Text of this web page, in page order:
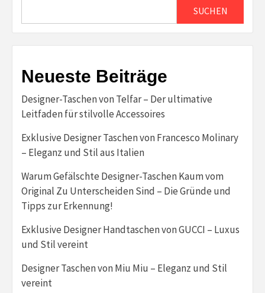
SUCHEN
Neueste Beiträge
Designer-Taschen von Telfar – Der ultimative
Leitfaden für stilvolle Accessoires
Exklusive Designer Taschen von Francesco Molinary
– Eleganz und Stil aus Italien
Warum Gefälschte Designer-Taschen Kaum vom
Original Zu Unterscheiden Sind – Die Gründe und
Tipps zur Erkennung!
Exklusive Designer Handtaschen von GUCCI – Luxus
und Stil vereint
Designer Taschen von Miu Miu – Eleganz und Stil
vereint